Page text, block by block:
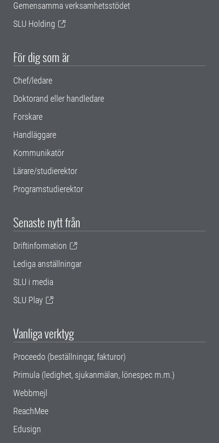
Gemensamma verksamhetsstödet
SLU Holding
För dig som är
Chef/ledare
Doktorand eller handledare
Forskare
Handläggare
Kommunikatör
Lärare/studierektor
Programstudierektor
Senaste nytt från
Driftinformation
Lediga anställningar
SLU i media
SLU Play
Vanliga verktyg
Proceedo (beställningar, fakturor)
Primula (ledighet, sjukanmälan, lönespec m.m.)
Webbmejl
ReachMee
Edusign